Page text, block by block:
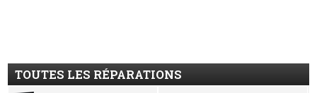
TOUTES LES RÉPARATIONS